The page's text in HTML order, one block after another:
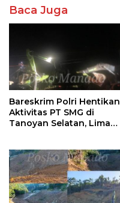
Baca Juga
Bareskrim Polri Hentikan
Aktivitas PT SMG di
Tanoyan Selatan, Lima